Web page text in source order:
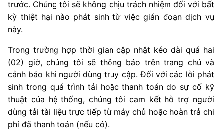
trước. Chúng tôi sẽ không chịu trách nhiệm đối với bất
kỳ thiệt hại nào phát sinh từ việc gián đoạn dịch vụ
này.
Trong trường hợp thời gian cập nhật kéo dài quá hai
(02) giờ, chúng tôi sẽ thông báo trên trang chủ và
cảnh báo khi người dùng truy cập. Đối với các lỗi phát
sinh trong quá trình tải hoặc thanh toán do sự cố kỹ
thuật của hệ thống, chúng tôi cam kết hỗ trợ người
dùng tải tài liệu trực tiếp từ máy chủ hoặc hoàn trả chi
phí đã thanh toán (nếu có).